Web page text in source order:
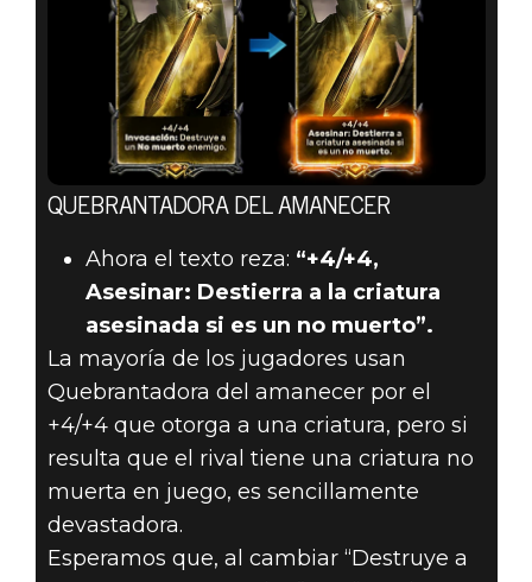
QUEBRANTADORA DEL AMANECER
Ahora el texto reza: “+4/+4,
Asesinar: Destierra a la criatura
asesinada si es un no muerto”.
La mayoría de los jugadores usan
Quebrantadora del amanecer por el
+4/+4 que otorga a una criatura, pero si
resulta que el rival tiene una criatura no
muerta en juego, es sencillamente
devastadora.
Esperamos que, al cambiar “Destruye a